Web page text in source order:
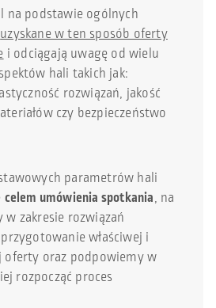
na podstawie ogólnych
uzyskane w ten sposób oferty
i odciągają uwagę od wielu
hali takich jak:
rozwiązań, jakość
czy bezpieczeństwo
parametrów hali
celem umówienia spotkania, na
zakresie rozwiązań
właściwej i
oferty oraz podpowiemy w
rozpocząć proces